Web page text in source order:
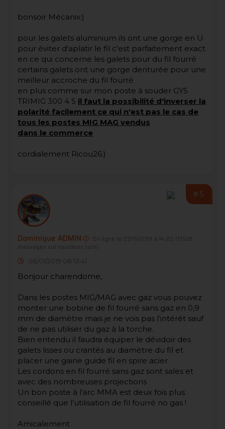
bonsoir Mécanix:)
pour les galets aluminium ils ont une gorge en U
pour éviter d'aplatir le fil c'est parfaitement exact
en ce qui concerne les galets pour du fil fourré
certains galets ont une gorge denturée pour une
meilleur accroche du fil fourré
en plus comme sur mon poste à souder GYS
TRIMIG 300 4 S il faut la possibilité d'inverser la
polarité facilement ce qui n'est pas le cas de
tous les postes MIG MAG vendus
dans le commerce
cordialement Ricou26:)
#5
Dominique ADMIN En ligne le 03/11/2019 à 14:20
(13128
messages sur soudeurs.com)
06/01/2019 08:13:41
Bonjour charendome,
Dans les postes MIG/MAG avec gaz vous pouvez
monter une bobine de fil fourré sans gaz en 0,9
mm de diamètre mais je ne vois pas l’intérêt sauf
de ne pas utiliser du gaz à la torche.
Bien entendu il faudra équiper le dévidoir des
galets lisses ou crantés au diamètre du fil et
placer une gaine guide fil en spire acier
Les cordons en fil fourré sans gaz sont sales et
avec des nombreuses projections
Un bon poste à l’arc MMA est deux fois plus
conseillé que l’utilisation de fil fourré no gas !
Amicalement